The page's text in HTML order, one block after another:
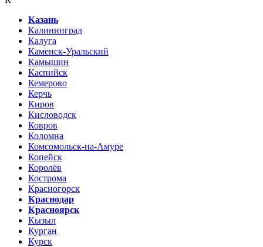
Казань
Калининград
Калуга
Каменск-Уральский
Камышин
Каспийск
Кемерово
Керчь
Киров
Кисловодск
Ковров
Коломна
Комсомольск-на-Амуре
Копейск
Королёв
Кострома
Красногорск
Краснодар
Красноярск
Кызыл
Курган
Курск